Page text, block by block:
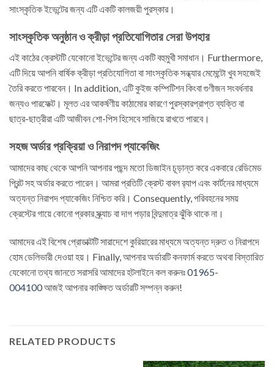
সাংস্কৃতিক ইভেন্টের জন্য এটি একটি কালজয়ী পুরস্কার।
সাংস্কৃতিক অনুষ্ঠান ও ক্রীড়া প্রতিযোগিতার সেরা উপহার
এই কাঠের ক্রেস্টটি যেকোনো ইভেন্টের জন্য একটি বহুমুখী সমাধান। Furthermore,
এটি দিয়ে আপনি বার্ষিক ক্রীড়া প্রতিযোগিতা বা সাংস্কৃতিক সন্ধ্যার মেমেন্টো খুব সহজেই
তৈরি করতে পারবেন। In addition, এটি কুইজ কম্পিটিশন কিংবা গুণীজন সংবর্ধনার
জন্যও পারফেক্ট। মূলত এর আকর্ষণীয় কাঠামোর কারণে পুরস্কারপ্রাপ্ত ব্যক্তি বা
ছাত্র-ছাত্রীরা এটি আজীবন শো-পিস হিসেবে সাজিয়ে রাখতে পারবে।
সহজ অর্ডার প্রক্রিয়া ও নিরাপদ প্যাকেজিং
আমাদের কাছ থেকে আপনি আপনার পছন্দ মতো ডিজাইন চূড়ান্ত করে একবারে রেডিমেড
প্রিন্ট সহ অর্ডার করতে পারেন। আমরা প্রতিটি ক্রেস্ট বাবল র‍্যাপ এবং কার্টনের মাধ্যমে
অত্যন্ত নিরাপদ প্যাকেজিং নিশ্চিত করি। Consequently, পরিবহনের সময়
ক্রেস্টের গায়ে কোনো প্রকার স্ক্র্যাচ বা দাগ পড়ার বিন্দুমাত্র ঝুঁকি থাকে না।
আমাদের এই বিশেষ প্রোডাক্টটি সারাদেশে কুরিয়ারের মাধ্যমে অত্যন্ত দ্রুত ও নিরাপদে
হোম ডেলিভারী দেওয়া হয়। Finally, আপনার অর্ডারটি কনফার্ম করতে অথবা বিস্তারিত
যেকোনো তথ্য জানতে সরাসরি আমাদের হটলাইনে কল করুনঃ01965-
004100আজই আপনার কাঙ্ক্ষিত অর্ডারটি সম্পন্ন করুন!
RELATED PRODUCTS